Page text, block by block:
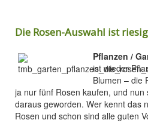
Die Rosen-Auswahl ist riesig
Pflanzen /
ist wieder
Blumen – die
ja nur fünf Rosen kaufen, und
daraus geworden. Wer kennt das
Rosen und schon sind alle guten